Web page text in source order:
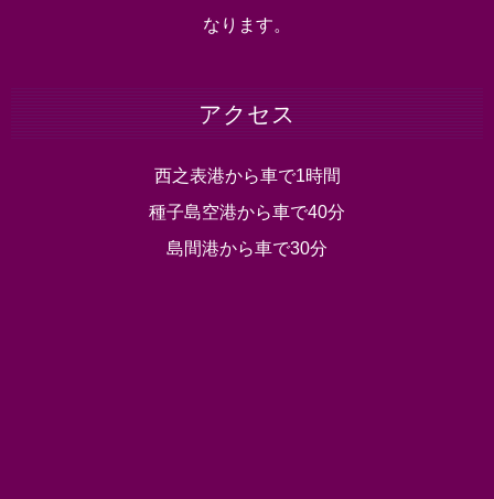
なります。
アクセス
西之表港から車で1時間
種子島空港から車で40分
島間港から車で30分